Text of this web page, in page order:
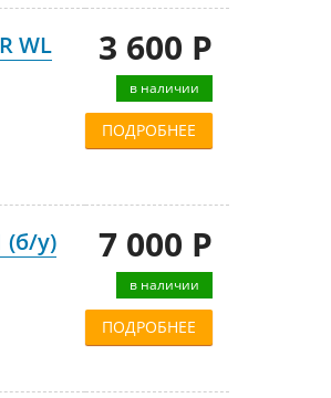
WL
3 600 Р
в наличии
ПОДРОБНЕЕ
(б/у) 7 000 Р
в наличии
ПОДРОБНЕЕ